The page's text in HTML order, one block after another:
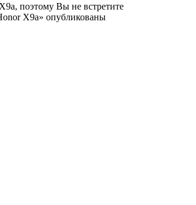
поэтому Вы не встретите
X9a» опубликованы